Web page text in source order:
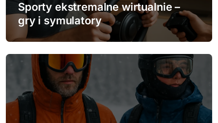
Sporty ekstremalne wirtualnie –
gry i symulatory